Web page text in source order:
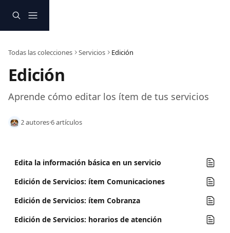
Todas las colecciones Servicios Edición
Edición
Aprende cómo editar los ítem de tus servicios
2 autores·6 artículos
Edita la información básica en un servicio
Edición de Servicios: ítem Comunicaciones
Edición de Servicios: ítem Cobranza
Edición de Servicios: horarios de atención